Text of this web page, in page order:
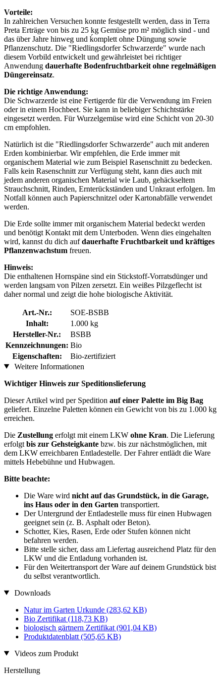
Vorteile:
In zahlreichen Versuchen konnte festgestellt werden, dass in Terra
Preta Erträge von bis zu 25 kg Gemüse pro m² möglich sind - und
das über Jahre hinweg und ḱomplett ohne Düngung sowie
Pflanzenschutz. Die "Riedlingsdorfer Schwarzerde" wurde nach
diesem Vorbild entwickelt und gewährleistet bei richtiger
Anwendung dauerhafte Bodenfruchtbarkeit ohne regelmäßigen
Düngereinsatz.
Die richtige Anwendung:
Die Schwarzerde ist eine Fertigerde für die Verwendung im Freien
oder in einem Hochbeet. Sie kann in beliebiger Schichtstärke
eingesetzt werden. Für Wurzelgemüse wird eine Schicht von 20-30
cm empfohlen.
Natürlich ist die "Riedlingsdorfer Schwarzerde" auch mit anderen
Erden kombinierbar. Wir empfehlen, die Erde immer mit
organischem Material wie zum Beispiel Rasenschnitt zu bedecken.
Falls kein Rasenschnitt zur Verfügung steht, kann dies auch mit
jedem anderen organischen Material wie Laub, gehäckseltem
Strauchschnitt, Rinden, Ernterückständen und Unkraut erfolgen. Im
Notfall können auch Papierschnitzel oder Kartonabfälle verwendet
werden.
Die Erde sollte immer mit organischem Material bedeckt werden
und benötigt Kontakt mit dem Unterboden. Wenn dies eingehalten
wird, kannst du dich aufdauerhafte Fruchtbarkeit und kräftiges
Pflanzenwachstum freuen.
Hinweis:
Die enthaltenen Hornspäne sind ein Stickstoff-Vorratsdünger und
werden langsam von Pilzen zersetzt. Ein weißes Pilzgeflecht ist
daher normal und zeigt die hohe biologische Aktivität.
Art.-Nr.:
SOE-BSBB
Inhalt:
1.000 kg
Hersteller-Nr.:
BSBB
Kennzeichnungen: Bio
Eigenschaften:
Bio-zertifiziert
Weitere Informationen
Wichtiger Hinweis zur Speditionslieferung
Dieser Artikel wird per Spedition auf einer Palette im Big Bag
geliefert. Einzelne Paletten können ein Gewicht von bis zu 1.000 kg
erreichen.
Die Zustellung erfolgt mit einem LKW ohne Kran. Die Lieferung
erfolgt bis zur Gehsteigkante bzw. bis zur nächstmöglichen, mit
dem LKW erreichbaren Entladestelle. Der Fahrer entlädt die Ware
mittels Hebebühne und Hubwagen.
Bitte beachte:
Die Ware wird nicht auf das Grundstück, in die Garage,
ins Haus oder in den Garten transportiert.
Der Untergrund der Entladestelle muss für einen Hubwagen
geeignet sein (z. B. Asphalt oder Beton).
Schotter, Kies, Rasen, Erde oder Stufen können nicht
befahren werden.
Bitte stelle sicher, dass am Liefertag ausreichend Platz für den
LKW und die Entladung vorhanden ist.
Für den Weitertransport der Ware auf deinem Grundstück bist
du selbst verantwortlich.
Downloads
Natur im Garten Urkunde (283,62 KB)
Bio Zertifikat (118,73 KB)
biologisch gärtnern Zertifikat (901,04 KB)
Produktdatenblatt (505,65 KB)
Videos zum Produkt
Herstellung